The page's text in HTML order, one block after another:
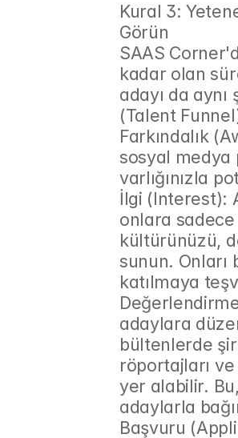
Kural 3:
Görün
SAAS
kadar olan
adayı da
(Talent
Farkındalık
sosyal medya
varlığınızla
İlgi (Interest):
onlara sadece
kültürünüzü,
sunun. Onları
katılmaya
adaylara
bültenlerde
röportajları
yer alabilir.
adaylarla
Başvuru